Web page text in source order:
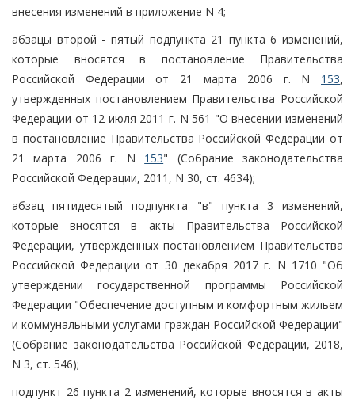
внесения изменений в приложение N 4;
абзацы второй - пятый подпункта 21 пункта 6 изменений,
которые вносятся в постановление Правительства
Российской Федерации от 21 марта 2006 г. N 153,
утвержденных постановлением Правительства Российской
Федерации от 12 июля 2011 г. N 561 "О внесении изменений
в постановление Правительства Российской Федерации от
21 марта 2006 г. N 153" (Собрание законодательства
Российской Федерации, 2011, N 30, ст. 4634);
абзац пятидесятый подпункта "в" пункта 3 изменений,
которые вносятся в акты Правительства Российской
Федерации, утвержденных постановлением Правительства
Российской Федерации от 30 декабря 2017 г. N 1710 "Об
утверждении государственной программы Российской
Федерации "Обеспечение доступным и комфортным жильем
и коммунальными услугами граждан Российской Федерации"
(Собрание законодательства Российской Федерации, 2018,
N 3, ст. 546);
подпункт 26 пункта 2 изменений, которые вносятся в акты